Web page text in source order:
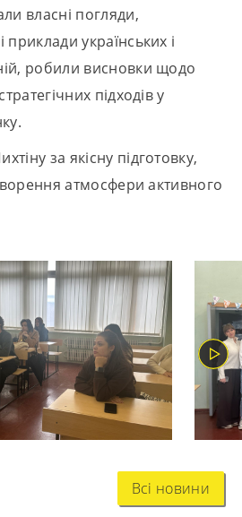
власні погляди,
українських і
робили висновки щодо
підходів у
за якісну підготовку,
атмосфери активного
Всі новини